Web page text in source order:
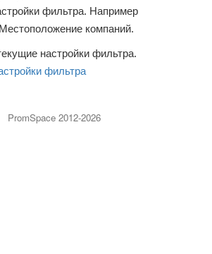
фильтра. Например
компаний.
настройки фильтра.
фильтра
PromSpace 2012-2026